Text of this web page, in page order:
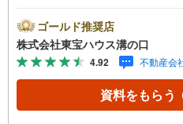
い！●10:00～21:00はお
す。【Yahoo！ 不動産キ
を成約するとPayPayポイ
物件ご成約キャンペーン
らう」「見学予約をす
い。※必ずYahoo！
ゴールド推奨店
株式会社東宝ハウス溝の口
4.92 不動産会
資料をもらう